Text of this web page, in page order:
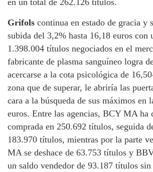
Grifols continua en estado de gracia y
subida del 3,2% hasta 16,18 euros con
1.398.004 títulos negociados en el
fabricante de plasma sanguíneo logra
acercarse a la cota psicológica de
zona que de superar, le abriría las
cara a la búsqueda de sus máximos en
euros. Entre las agencias, BCY MA ha
comprada en 250.692 títulos, seguida
183.970 títulos, mientras por la parte
MA se deshace de 63.753 títulos y
un saldo vendedor de 93.187 títulos sin